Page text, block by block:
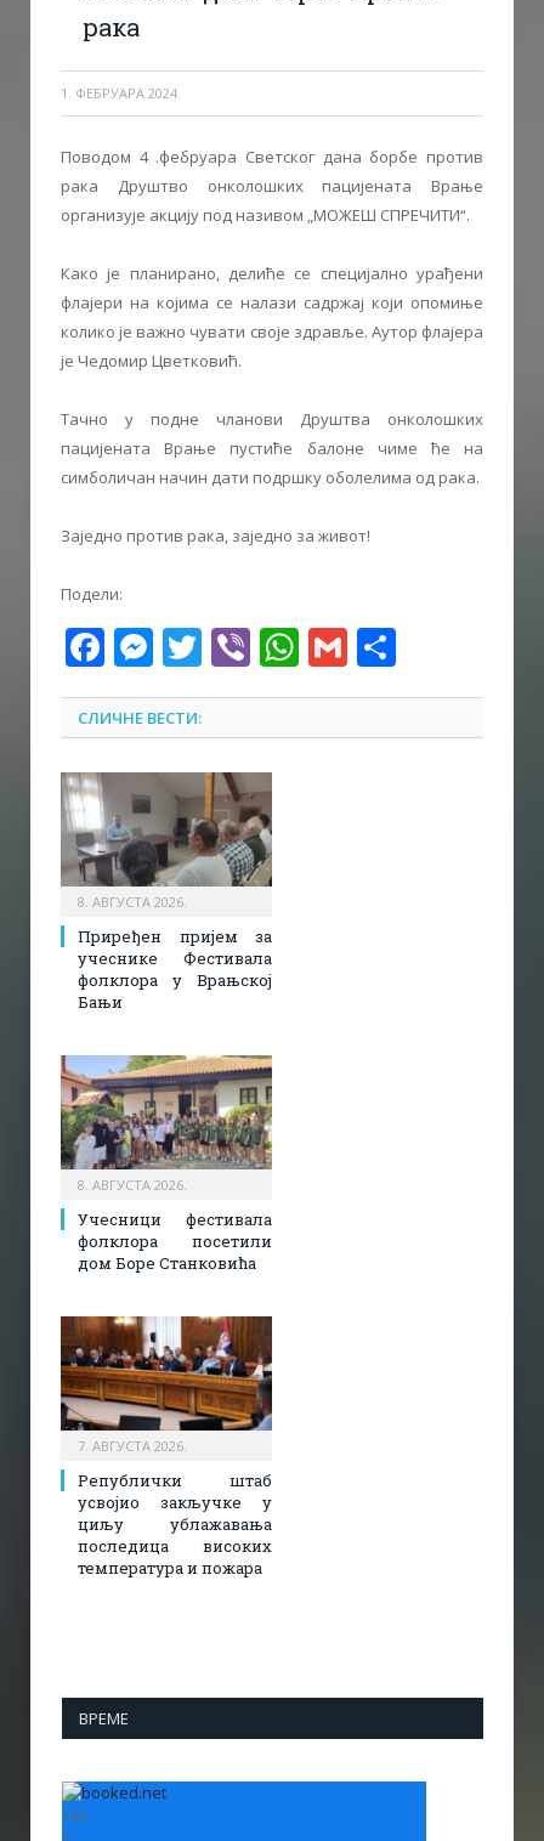
рака
1. ФЕБРУАРА 2024.
Поводом 4 .фебруара Светског дана борбе против
рака Друштво онколошких пацијената Врање
организује акцију под називом „МОЖЕШ СПРЕЧИТИ“.
Како је планирано, делиће се специјално урађени
флајери на којима се налази садржај који опомиње
колико је важно чувати своје здравље. Аутор флајера
је Чедомир Цветковић.
Тачно у подне чланови Друштва онколошких
пацијената Врање пустиће балоне чиме ће на
симболичан начин дати подршку оболелима од рака.
Заједно против рака, заједно за живот!
Подели:
Facebook
Messenger
Twitter
ViberWhatsApp
Gmail
СЛИЧНЕ ВЕСТИ:
8. АВГУСТА 2026.
Приређен пријем за
учеснике Фестивала
фолклора у Врањској
Бањи
8. АВГУСТА 2026.
Учесници фестивала
фолклора посетили
дом Боре Станковића
7. АВГУСТА 2026.
Републички штаб
усвојио закључке у
циљу ублажавања
последица високих
температура и пожара​
ВРЕМЕ
+32